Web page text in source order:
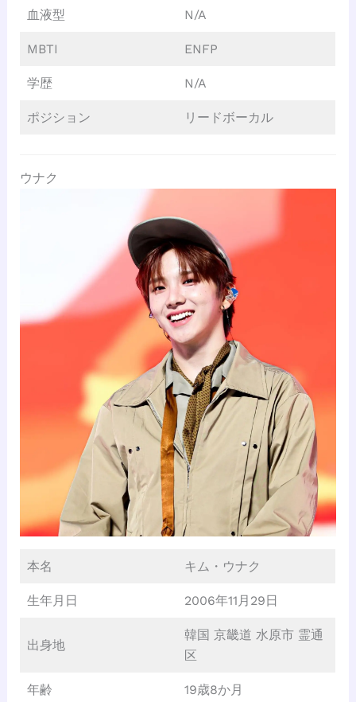
血液型 N/A
MBTI ENFP
学歴 N/A
ポジション リードボーカル
ウナク
本名 キム・ウナク
生年月日 2006年11月29日
出身地
韓国 京畿道 水原市 霊通
区
年齢 19歳8か月